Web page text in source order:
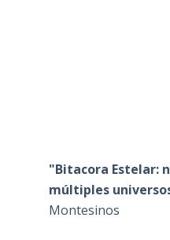
"Bitacora Estelar:
múltiples
Montesinos